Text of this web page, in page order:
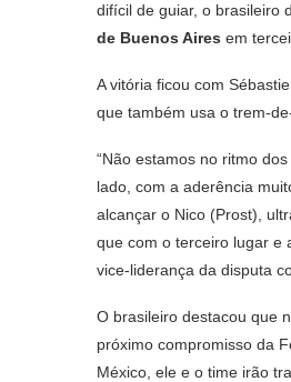
difícil de guiar, o brasileiro
de Buenos Aires em
A vitória ficou com
que também usa o trem-
“Não estamos no ritmo
lado, com a aderência
alcançar o Nico (Prost),
que com o terceiro lugar e
vice-liderança da disputa
O brasileiro destacou que
próximo compromisso da
México, ele e o time irão